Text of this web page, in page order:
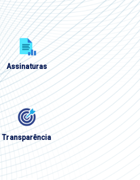
Assinaturas
Transparência